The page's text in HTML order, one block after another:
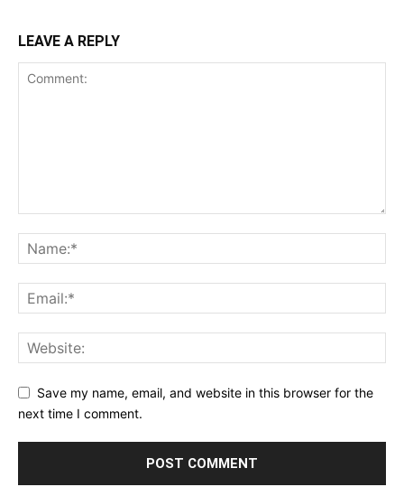
LEAVE A REPLY
Save my name, email, and website in this browser for the
next time I comment.